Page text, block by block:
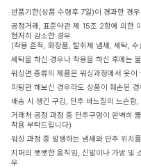
반품기한(상품 수령후 7일)이 경과한 경우
공정거래, 표준약관 제 15조 2항에 의한
현저히 감소한 경우
(착용 흔적, 화장품, 탈취제 냄새, 세탁,
세탁을 하신 경우나 착용을 하신 후에는
워싱면 종류의 제품은 워싱과정에서 옷이
피팅만 해보신 경우라도 상품이 훼손된
배송 시 생긴 구김, 단추 바느질의 느슨
거래처 공정 과정 중 단추구멍이 완벽히
착용 부탁드립니다)
워싱 과정 중 발생하는 냄새와 단추 위치
지퍼의 뻣뻣한 움직임, 신발이나 가방 및
우